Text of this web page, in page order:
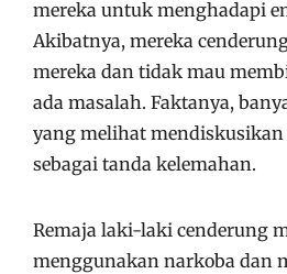
mereka untuk menghadapi
Akibatnya, mereka
mereka dan tidak mau
ada masalah. Faktanya,
yang melihat mendiskusikan
sebagai tanda kelemahan.
Remaja laki-laki cenderung
menggunakan narkoba dan